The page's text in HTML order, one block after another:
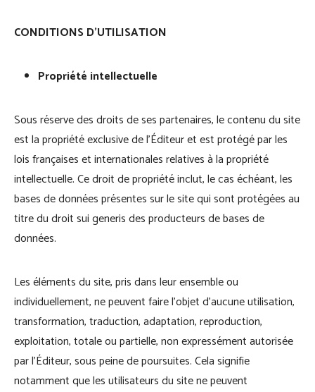
CONDITIONS D’UTILISATION
Propriété intellectuelle
Sous réserve des droits de ses partenaires, le contenu du site
est la propriété exclusive de l’Éditeur et est protégé par les
lois françaises et internationales relatives à la propriété
intellectuelle. Ce droit de propriété inclut, le cas échéant, les
bases de données présentes sur le site qui sont protégées au
titre du droit sui generis des producteurs de bases de
données.
Les éléments du site, pris dans leur ensemble ou
individuellement, ne peuvent faire l’objet d’aucune utilisation,
transformation, traduction, adaptation, reproduction,
exploitation, totale ou partielle, non expressément autorisée
par l’Éditeur, sous peine de poursuites. Cela signifie
notamment que les utilisateurs du site ne peuvent